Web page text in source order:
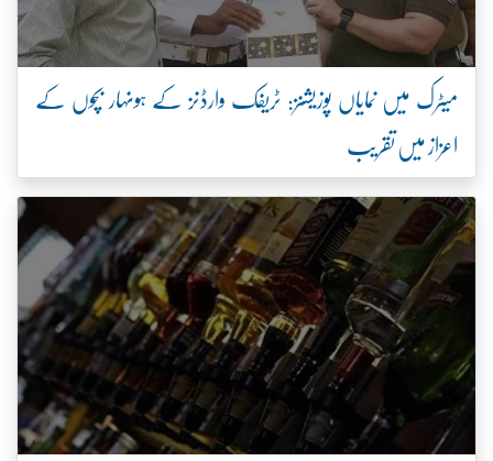
میٹرک میں نمایاں پوزیشنز: ٹریفک وارڈنز کے ہونہار بچوں کے
اعزاز میں تقریب